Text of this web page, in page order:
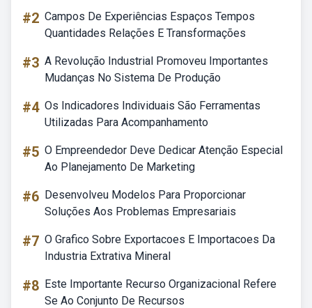
#2 Campos De Experiências Espaços Tempos
Quantidades Relações E Transformações
#3 A Revolução Industrial Promoveu Importantes
Mudanças No Sistema De Produção
#4 Os Indicadores Individuais São Ferramentas
Utilizadas Para Acompanhamento
#5 O Empreendedor Deve Dedicar Atenção Especial
Ao Planejamento De Marketing
#6 Desenvolveu Modelos Para Proporcionar
Soluções Aos Problemas Empresariais
#7 O Grafico Sobre Exportacoes E Importacoes Da
Industria Extrativa Mineral
#8 Este Importante Recurso Organizacional Refere
Se Ao Conjunto De Recursos